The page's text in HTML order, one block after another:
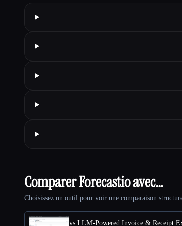
Comparer Forecastio avec…
Choisissez un outil pour voir une comparaison